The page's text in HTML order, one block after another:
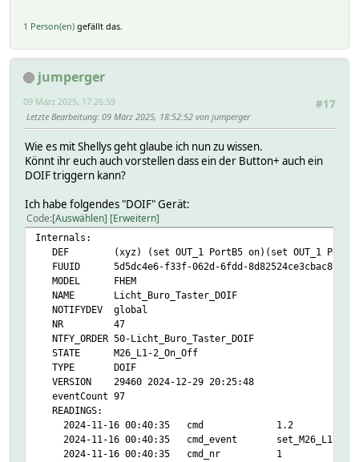
1 Person(en) gefällt das.
jumperger
#17
09 März 2025, 17:26:59
Letzte Bearbeitung: 09 März 2025, 18:52:52 von jumperger
Wie es mit Shellys geht glaube ich nun zu wissen.
Könnt ihr euch auch vorstellen dass ein der Button+ auch ein
DOIF triggern kann?
Ich habe folgendes "DOIF" Gerät:
Code Auswählen Erweitern
Internals:
DEF (xyz) (set OUT_1 PortB5 on)(set OUT_1
FUUID 5d5dc4e6-f33f-062d-6fdd-8d82524ce3cbac87
MODEL FHEM
NAME Licht_Buro_Taster_DOIF
NOTIFYDEV global
NR 47
NTFY_ORDER 50-Licht_Buro_Taster_DOIF
STATE M26_L1-2_On_Off
TYPE DOIF
VERSION 29460 2024-12-29 20:25:48
eventCount 97
READINGS:
2024-11-16 00:40:35 cmd 1.2
2024-11-16 00:40:35 cmd_event set_M26_L1-
2024-11-16 00:40:35 cmd_nr 1